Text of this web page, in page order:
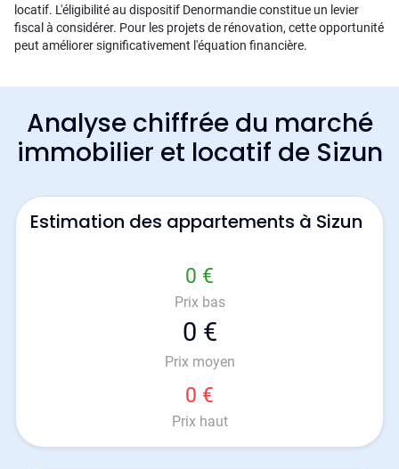
locatif. L'éligibilité au dispositif Denormandie constitue un levier
fiscal à considérer. Pour les projets de rénovation, cette opportunité
peut améliorer significativement l'équation financière.
Analyse chiffrée du marché
immobilier et locatif de Sizun
Estimation des appartements à Sizun
0 €
Prix bas
0 €
Prix moyen
0 €
Prix haut